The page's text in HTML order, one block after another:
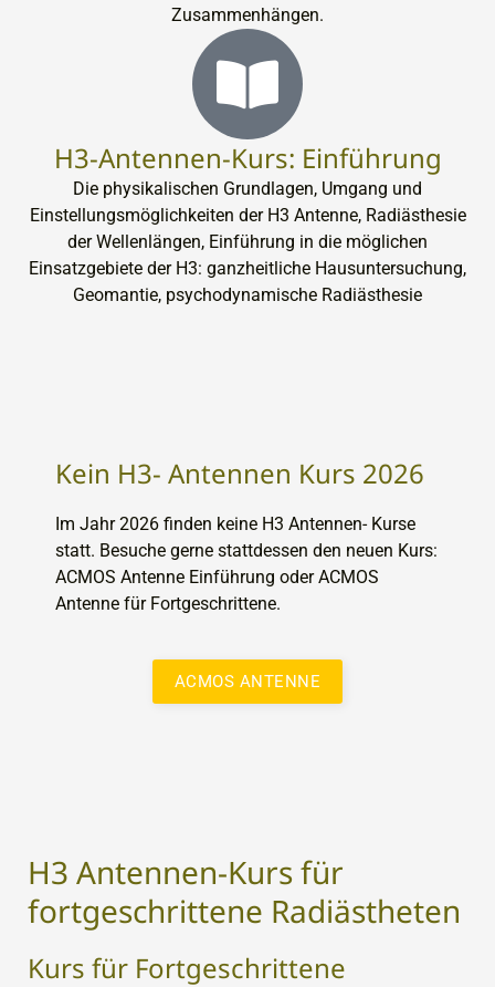
H3-Antennen-Kurs: Einführung
Die physikalischen Grundlagen, Umgang und
Einstellungsmöglichkeiten der H3 Antenne, Radiästhesie
der Wellenlängen, Einführung in die möglichen
Einsatzgebiete der H3: ganzheitliche Hausuntersuchung,
Geomantie, psychodynamische Radiästhesie
Zusammenhängen.
Kein H3- Antennen Kurs 2026
Im Jahr 2026 finden keine H3 Antennen- Kurse
statt. Besuche gerne stattdessen den neuen Kurs:
ACMOS Antenne Einführung oder ACMOS
Antenne für Fortgeschrittene.
ACMOS ANTENNE
H3 Antennen-Kurs für
fortgeschrittene Radiästheten
Kurs für Fortgeschrittene